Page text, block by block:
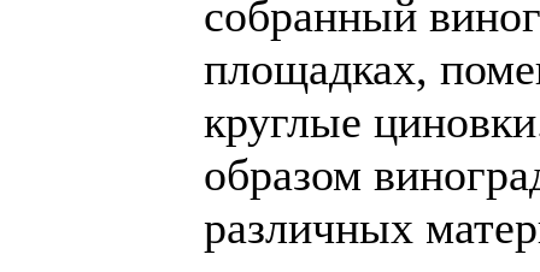
собранный
площадках,
круглые
образом
различных